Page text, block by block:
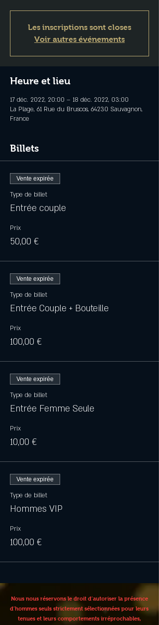
Les inscriptions sont closes
Voir autres événements
Heure et lieu
17 déc. 2022, 20:00 – 18 déc. 2022, 03:00
La Plage, 61 Rue du Bruscos, 64230 Sauvagnon,
France
Billets
Vente expirée
Type de billet
Entrée couple
Prix
50,00 €
Vente expirée
Type de billet
Entrée Couple + Bouteille
Prix
100,00 €
Vente expirée
Type de billet
Entrée Femme Seule
Prix
10,00 €
Vente expirée
Type de billet
Hommes VIP
Prix
100,00 €
Nous nous réservons le droit d’autoriser la présence
d’hommes seuls strictement sélectionnées pour leurs
tenues et leurs comportements irréprochables,